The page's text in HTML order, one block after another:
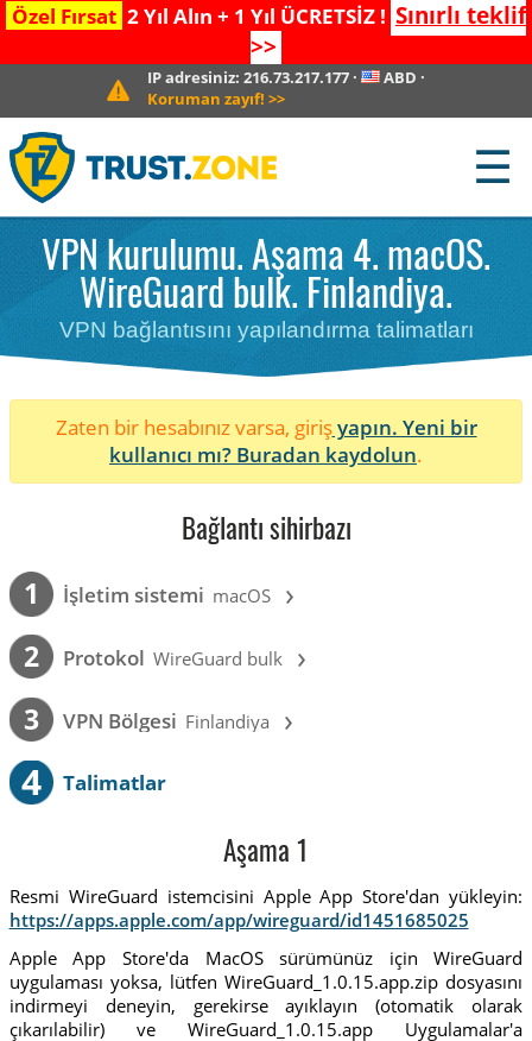
Özel Fırsat 2 Yıl Alın + 1 Yıl ÜCRETSİZ ! Sınırlı teklif
>>
IP adresiniz:216.73.217.177 · ABD ·
Koruman zayıf! >>
☰
VPN kurulumu. Aşama 4. macOS.
WireGuard bulk. Finlandiya.
VPN bağlantısını yapılandırma talimatları
Zaten bir hesabınız varsa, girişyapın. Yeni bir
kullanıcı mı? Buradan kaydolun.
Bağlantı sihirbazı
1 İşletim sistemi macOS ›
2 Protokol WireGuard bulk ›
3 VPN Bölgesi Finlandiya ›
4 Talimatlar
Aşama 1
Resmi WireGuard istemcisini Apple App Store'dan yükleyin:
https://apps.apple.com/app/wireguard/id1451685025
Apple App Store'da MacOS sürümünüz için WireGuard
uygulaması yoksa, lütfen WireGuard_1.0.15.app.zip dosyasını
indirmeyi deneyin, gerekirse ayıklayın (otomatik olarak
çıkarılabilir) ve WireGuard_1.0.15.app Uygulamalar'a